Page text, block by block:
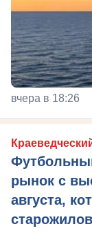
вчера в 18:26
рынок с
августа,
старожилов